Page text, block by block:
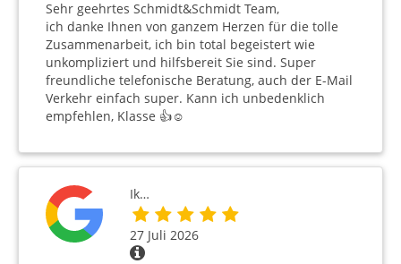
Sehr geehrtes Schmidt&Schmidt Team,
ich danke Ihnen von ganzem Herzen für die tolle
Zusammenarbeit, ich bin total begeistert wie
unkompliziert und hilfsbereit Sie sind. Super
freundliche telefonische Beratung, auch der E-Mail
Verkehr einfach super. Kann ich unbedenklich
empfehlen, Klasse 👍☺️
Ik…
27 Juli 2026